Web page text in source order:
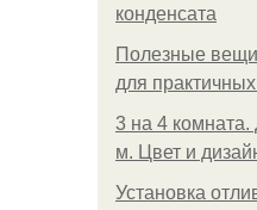
конденсата
Полезные
для
3 на 4 комната.
м. Цвет и
Установка